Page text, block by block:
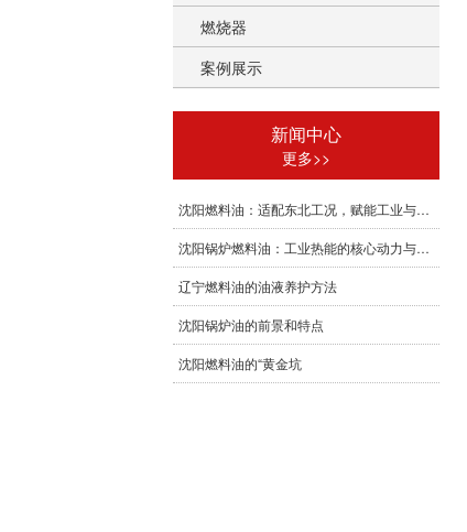
燃烧器
案例展示
新闻中心
更多>>
沈阳燃料油：适配东北工况，赋能工业与供暖
沈阳锅炉燃料油：工业热能的核心动力与多元应用
辽宁燃料油的油液养护方法
沈阳锅炉油的前景和特点
沈阳燃料油的“黄金坑